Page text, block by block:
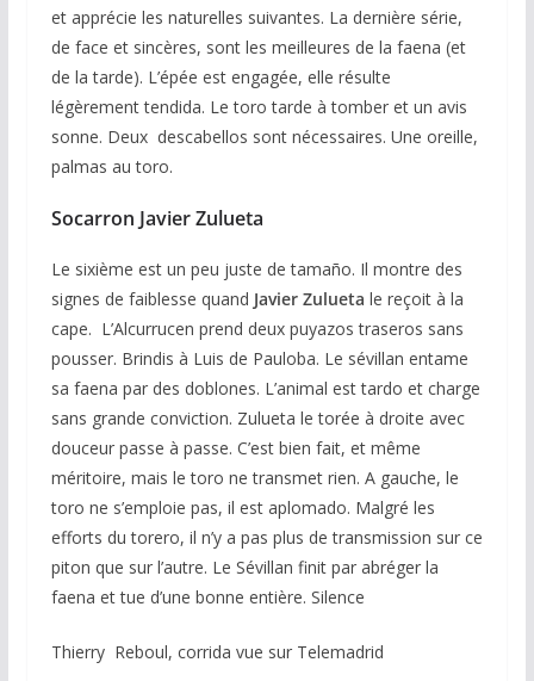
et apprécie les naturelles suivantes. La dernière série,
de face et sincères, sont les meilleures de la faena (et
de la tarde). L’épée est engagée, elle résulte
légèrement tendida. Le toro tarde à tomber et un avis
sonne. Deux descabellos sont nécessaires. Une oreille,
palmas au toro.
Socarron Javier Zulueta
Le sixième est un peu juste de tamaño. Il montre des
signes de faiblesse quand Javier Zulueta le reçoit à la
cape. L’Alcurrucen prend deux puyazos traseros sans
pousser. Brindis à Luis de Pauloba. Le sévillan entame
sa faena par des doblones. L’animal est tardo et charge
sans grande conviction. Zulueta le torée à droite avec
douceur passe à passe. C’est bien fait, et même
méritoire, mais le toro ne transmet rien. A gauche, le
toro ne s’emploie pas, il est aplomado. Malgré les
efforts du torero, il n’y a pas plus de transmission sur ce
piton que sur l’autre. Le Sévillan finit par abréger la
faena et tue d’une bonne entière. Silence
Thierry Reboul, corrida vue sur Telemadrid